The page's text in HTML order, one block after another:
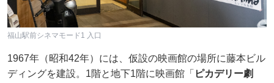
福山駅前シネマモード1 入口
1967年（昭和42年）には、仮設の映画館の場所に藤本ビル
ディングを建設。1階と地下1階に映画館「 ピカデリー劇